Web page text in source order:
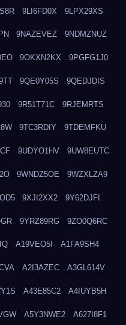
9LI6FD0X 9LPX29XS
9NAZEVEZ 9NDMZNUZ
9OKXN2KX 9PGFG1J0
9QE0Y05S 9QEDJDIS
9R51T71C 9RJEMRTS
9TC3RDIY 9TDEMFKU
9UDYO1HV 9UW8EUTC
9WNDZ5OE 9WZXLZA9
9XJI2XX2 9Y62DJFI
9YRZ89RG 9ZO0Q6RC
A19VEO5I A1FA9SH4
A2I3AZEC A3GL614V
A43E85C2 A4IUYB5H
A5Y3NWE2 A627I8F1